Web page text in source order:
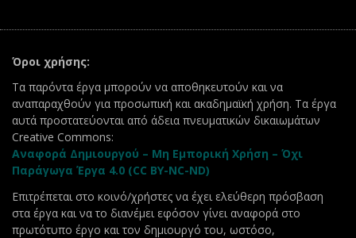
Όροι χρήσης:
Τα παρόντα έργα μπορούν να αποθηκευτούν και να
αναπαραχθούν για προσωπική και ακαδημαϊκή χρήση. Τα έργα
αυτά προστατεύονται από άδεια πνευματικών δικαιωμάτων
Creative Commons:
Αναφορά Δημιουργού – Μη Εμπορική Χρήση – Όχι
Παράγωγα Έργα 4.0 (CC BY-NC-ND)
Επιτρέπεται στο κοινό/χρήστες να έχει ελεύθερη πρόσβαση
στα έργα και να το διανέμει εφόσον γίνει αναφορά στο
πρωτότυπο έργο και τον δημιουργό του, ωστόσο,